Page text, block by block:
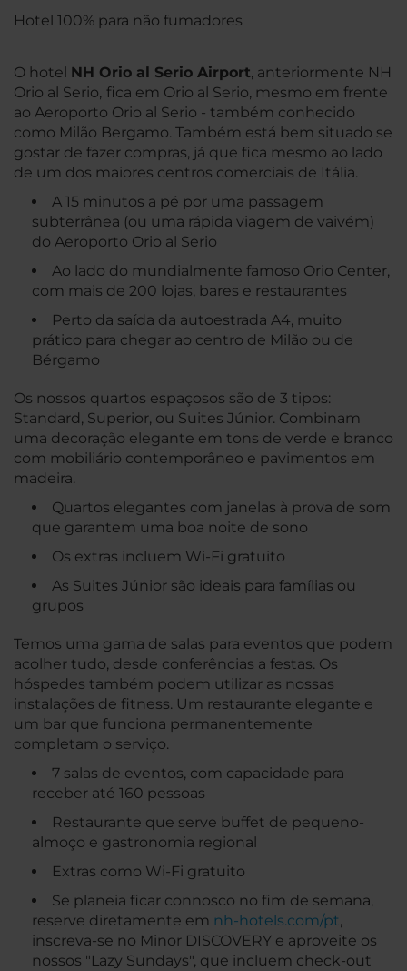
Hotel 100% para não fumadores
O hotel NH Orio al Serio Airport, anteriormente NH
Orio al Serio, fica em Orio al Serio, mesmo em frente
ao Aeroporto Orio al Serio - também conhecido
como Milão Bergamo. Também está bem situado se
gostar de fazer compras, já que fica mesmo ao lado
de um dos maiores centros comerciais de Itália.
A 15 minutos a pé por uma passagem
subterrânea (ou uma rápida viagem de vaivém)
do Aeroporto Orio al Serio
Ao lado do mundialmente famoso Orio Center,
com mais de 200 lojas, bares e restaurantes
Perto da saída da autoestrada A4, muito
prático para chegar ao centro de Milão ou de
Bérgamo
Os nossos quartos espaçosos são de 3 tipos:
Standard, Superior, ou Suites Júnior. Combinam
uma decoração elegante em tons de verde e branco
com mobiliário contemporâneo e pavimentos em
madeira.
Quartos elegantes com janelas à prova de som
que garantem uma boa noite de sono
Os extras incluem Wi-Fi gratuito
As Suites Júnior são ideais para famílias ou
grupos
Temos uma gama de salas para eventos que podem
acolher tudo, desde conferências a festas. Os
hóspedes também podem utilizar as nossas
instalações de fitness. Um restaurante elegante e
um bar que funciona permanentemente
completam o serviço.
7 salas de eventos, com capacidade para
receber até 160 pessoas
Restaurante que serve buffet de pequeno-
almoço e gastronomia regional
Extras como Wi-Fi gratuito
Se planeia ficar connosco no fim de semana,
reserve diretamente em nh-hotels.com/pt,
inscreva-se no Minor DISCOVERY e aproveite os
nossos "Lazy Sundays", que incluem check-out